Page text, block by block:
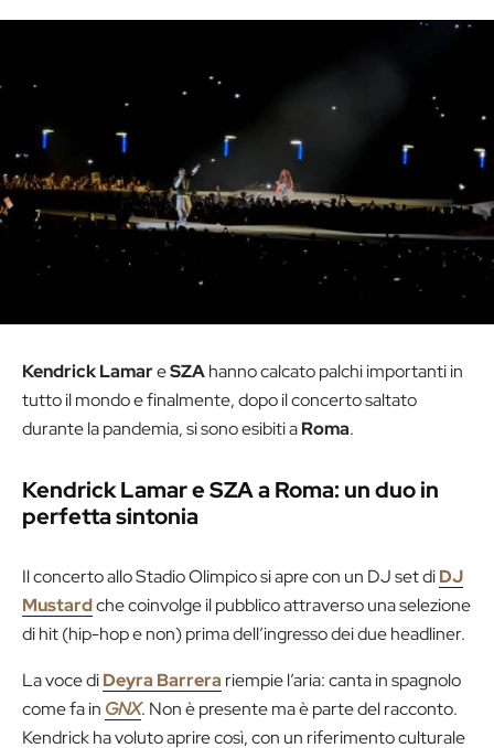
Kendrick LamareSZAhanno calcato palchi importanti in
tutto il mondo e finalmente, dopo il concerto saltato
durante la pandemia, si sono esibiti aRoma.
Kendrick Lamar e SZA a Roma: un duo in
perfetta sintonia
Il concerto allo Stadio Olimpico si apre con un DJ set diDJ
Mustardche coinvolge il pubblico attraverso una selezione
di hit (hip-hop e non) prima dell’ingresso dei due headliner.
La voce diDeyra Barrera riempie l’aria: canta in spagnolo
come fa in GNX. Non è presente ma è parte del racconto.
Kendrick ha voluto aprire così, con un riferimento culturale